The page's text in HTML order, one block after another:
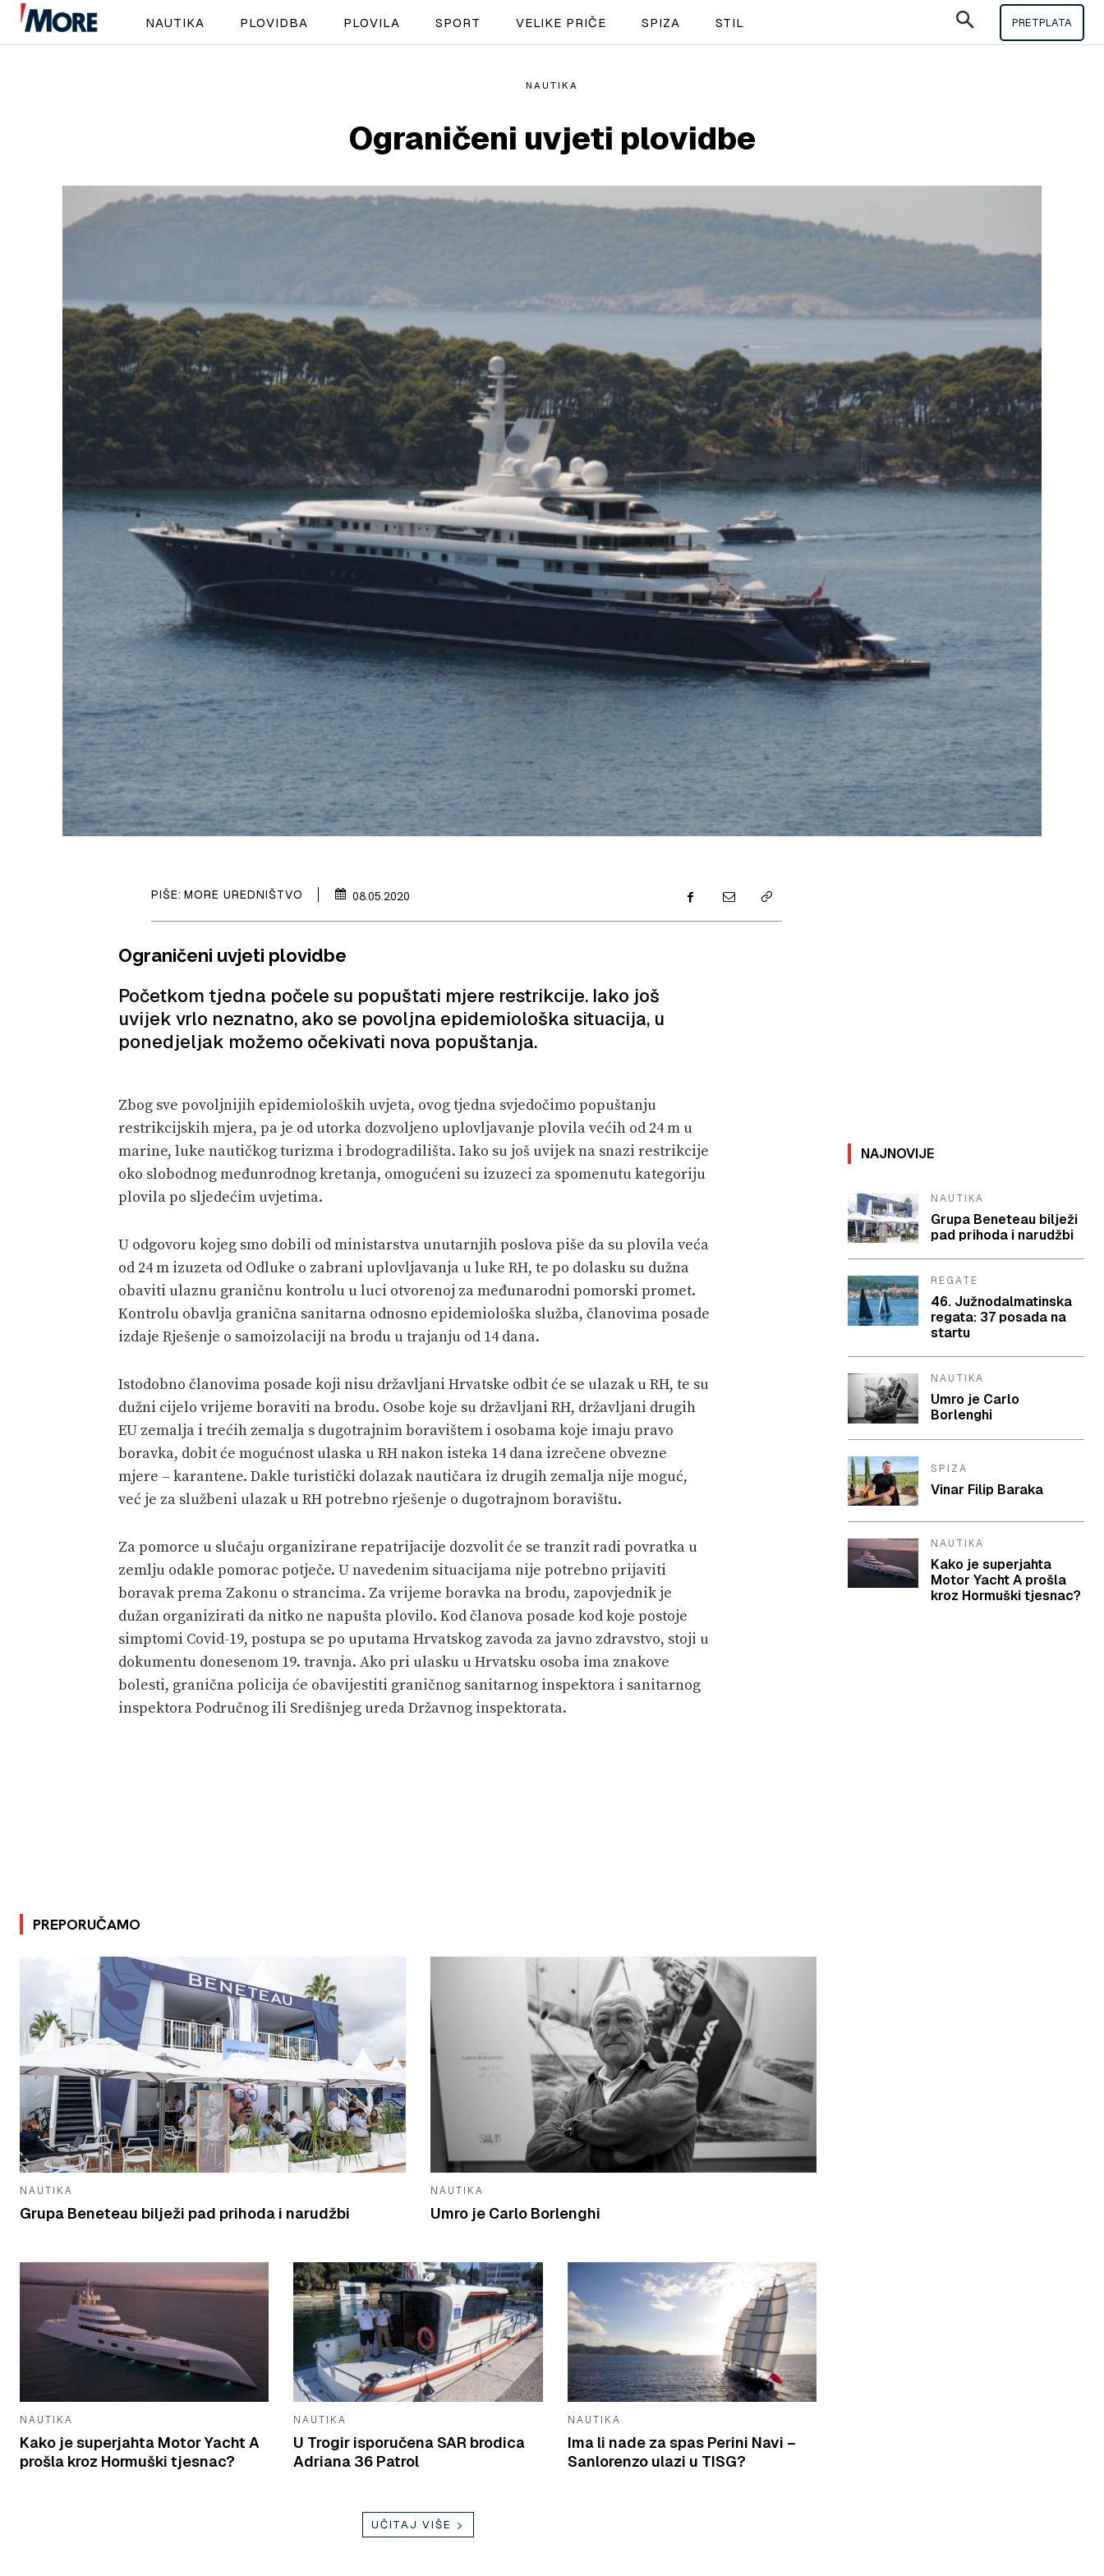
SPORT
PLOVILA
PLOVIDBA
VELIKE PRIČE
SHOP
NAUTIKA PLOVIDBA PLOVILA SPORT VELIKE PRIČE SPIZA STIL PRETPLATA
NAUTIKA
Ograničeni uvjeti plovidbe
PIŠE: MORE UREDNIŠTVO 08.05.2020
Ograničeni uvjeti plovidbe
Početkom tjedna počele su popuštati mjere restrikcije. Iako još
uvijek vrlo neznatno, ako se povoljna epidemiološka situacija, u
ponedjeljak možemo očekivati nova popuštanja.
Zbog sve povoljnijih epidemioloških uvjeta, ovog tjedna svjedočimo popuštanju
restrikcijskih mjera, pa je od utorka dozvoljeno uplovljavanje plovila većih od 24 m u
marine, luke nautičkog turizma i brodogradilišta. Iako su još uvijek na snazi restrikcije
oko slobodnog međunrodnog kretanja, omogućeni su izuzeci za spomenutu kategoriju
plovila po sljedećim uvjetima.
U odgovoru kojeg smo dobili od ministarstva unutarnjih poslova piše da su plovila veća
od 24 m izuzeta od Odluke o zabrani uplovljavanja u luke RH, te po dolasku su dužna
obaviti ulaznu graničnu kontrolu u luci otvorenoj za međunarodni pomorski promet.
Kontrolu obavlja granična sanitarna odnosno epidemiološka služba, članovima posade
izdaje Rješenje o samoizolaciji na brodu u trajanju od 14 dana.
Istodobno članovima posade koji nisu državljani Hrvatske odbit će se ulazak u RH, te su
dužni cijelo vrijeme boraviti na brodu. Osobe koje su državljani RH, državljani drugih
EU zemalja i trećih zemalja s dugotrajnim boravištem i osobama koje imaju pravo
boravka, dobit će mogućnost ulaska u RH nakon isteka 14 dana izrečene obvezne
mjere – karantene. Dakle turistički dolazak nautičara iz drugih zemalja nije moguć,
već je za službeni ulazak u RH potrebno rješenje o dugotrajnom boravištu.
Za pomorce u slučaju organizirane repatrijacije dozvolit će se tranzit radi povratka u
zemlju odakle pomorac potječe. U navedenim situacijama nije potrebno prijaviti
boravak prema Zakonu o strancima. Za vrijeme boravka na brodu, zapovjednik je
dužan organizirati da nitko ne napušta plovilo. Kod članova posade kod koje postoje
simptomi Covid-19, postupa se po uputama Hrvatskog zavoda za javno zdravstvo, stoji u
dokumentu donesenom 19. travnja. Ako pri ulasku u Hrvatsku osoba ima znakove
bolesti, granična policija će obavijestiti graničnog sanitarnog inspektora i sanitarnog
inspektora Područnog ili Središnjeg ureda Državnog inspektorata.
PREPORUČAMO
NAUTIKA
Grupa Beneteau bilježi pad prihoda i narudžbi
NAUTIKA
Umro je Carlo Borlenghi
NAUTIKA
Kako je superjahta Motor Yacht A
prošla kroz Hormuški tjesnac?
NAUTIKA
U Trogir isporučena SAR brodica
Adriana 36 Patrol
NAUTIKA
Ima li nade za spas Perini Navi –
Sanlorenzo ulazi u TISG?
UČITAJ VIŠE
NAJNOVIJE
NAUTIKA
Grupa Beneteau bilježi
pad prihoda i narudžbi
REGATE
46. Južnodalmatinska
regata: 37 posada na
startu
NAUTIKA
Umro je Carlo
Borlenghi
SPIZA
Vinar Filip Baraka
NAUTIKA
Kako je superjahta
Motor Yacht A prošla
kroz Hormuški tjesnac?